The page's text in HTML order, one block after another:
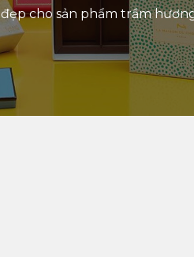
đẹp cho sản phẩm trầm